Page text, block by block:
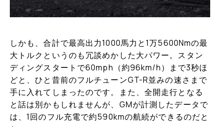
しかも、合計で最高出力1000馬力と1万5600Nmの最
大トルクというのも冗談めかした大パワー。スタン
ディングスタートで60mph（約96km/h）まで3秒ほ
どと、ひと昔前のフルチューンGT-R並みの速さまで
手に入れてしまったのです。また、全開走行となる
と話は別かもしれませんが、GMが計測したデータで
は、1回のフル充電で約590kmの航続ができるのだと